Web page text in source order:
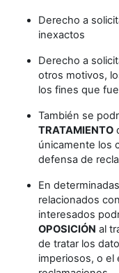
Derecho a
inexactos
Derecho a
otros motivos,
los fines que
También se
TRATAMIENTO
únicamente los
defensa de
En
relacionados
interesados
OPOSICIÓN al
de tratar los
imperiosos, o el